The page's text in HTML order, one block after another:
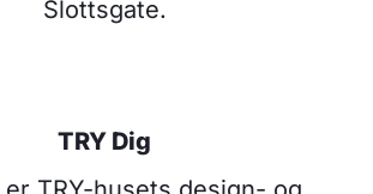
Slottsgate.
TRY Dig